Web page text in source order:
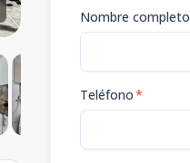
Nombre completo
Teléfono*